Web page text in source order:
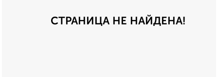
СТРАНИЦА НЕ НАЙДЕНА!